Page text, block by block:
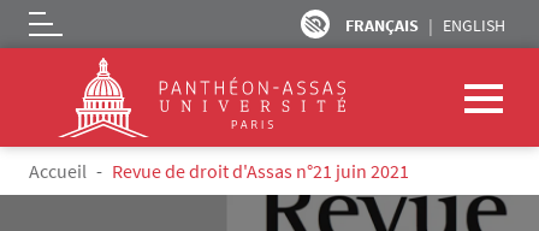
Aller au contenu principal
FRANÇAIS ENGLISH
Logo
Fil d'Ariane
Accueil Revue de droit d'Assas n°21 juin 2021